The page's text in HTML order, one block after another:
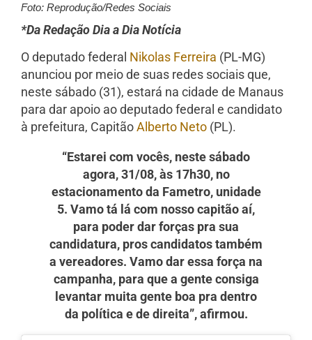
Foto: Reprodução/Redes Sociais
*Da Redação Dia a Dia Notícia
O deputado federal Nikolas Ferreira (PL-MG)
anunciou por meio de suas redes sociais que,
neste sábado (31), estará na cidade de Manaus
para dar apoio ao deputado federal e candidato
à prefeitura, CapitãoAlberto Neto (PL).
“Estarei com vocês, neste sábado
agora, 31/08, às 17h30, no
estacionamento da Fametro, unidade
5. Vamo tá lá com nosso capitão aí,
para poder dar forças pra sua
candidatura, pros candidatos também
a vereadores. Vamo dar essa força na
campanha, para que a gente consiga
levantar muita gente boa pra dentro
da política e de direita”, afirmou.